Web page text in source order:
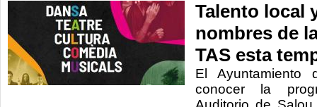
Talento local
nombres de
TAS esta
El
conocer la